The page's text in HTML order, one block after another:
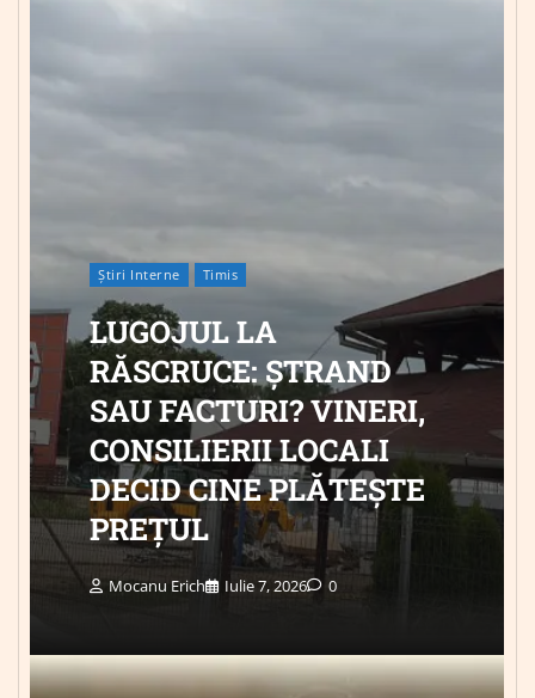
Știri Interne Timis
LUGOJUL LA
RĂSCRUCE: ȘTRAND
SAU FACTURI? VINERI,
CONSILIERII LOCALI
DECID CINE PLĂTEȘTE
PREȚUL
Mocanu Erich Iulie 7, 2026 0